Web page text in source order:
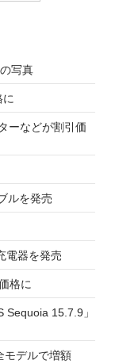
写真
ーなどが割引価
ルを発売
電器を発売
格に
15.7.9」
デルで増額